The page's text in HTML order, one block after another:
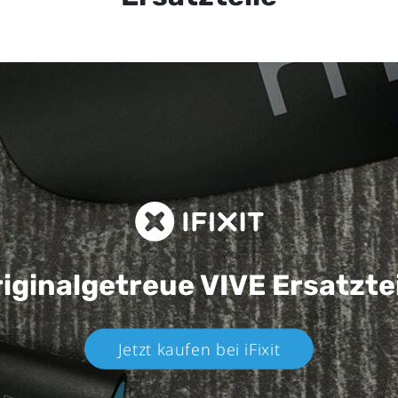
VIVE
Jetzt kaufen bei iFixit​